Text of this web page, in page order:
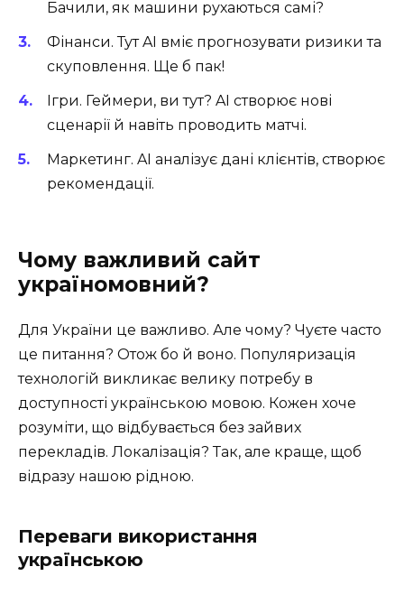
Бачили, як машини рухаються самі?
Фінанси. Тут AI вміє прогнозувати ризики та
скуповлeння. Ще б пак!
Ігри. Геймери, ви тут? AI створює нові
сценарії й навіть проводить матчі.
Маркетинг. AI аналізує дані клієнтів, створює
рекомендації.
Чому важливий сайт
україномовний?
Для України це важливо. Але чому? Чуєте часто
це питання? Отож бо й воно. Популяризація
технологій викликає велику потребу в
доступності українською мовою. Кожен хоче
розуміти, що відбувається без зайвих
перекладів. Локалізація? Так, але краще, щоб
відразу нашою рідною.
Переваги використання
українською